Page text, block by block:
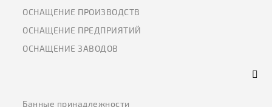
ОСНАЩЕНИЕ ПРОИЗВОДСТВ
ОСНАЩЕНИЕ ПРЕДПРИЯТИЙ
ОСНАЩЕНИЕ ЗАВОДОВ
Банные принадлежности